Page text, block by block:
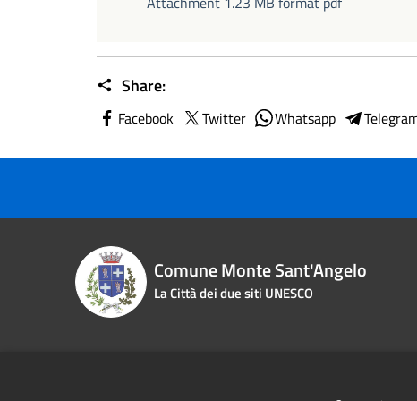
Share:
Facebook Twitter Whatsapp
Comune Monte Sant'Angelo
La Città dei due siti UNESCO